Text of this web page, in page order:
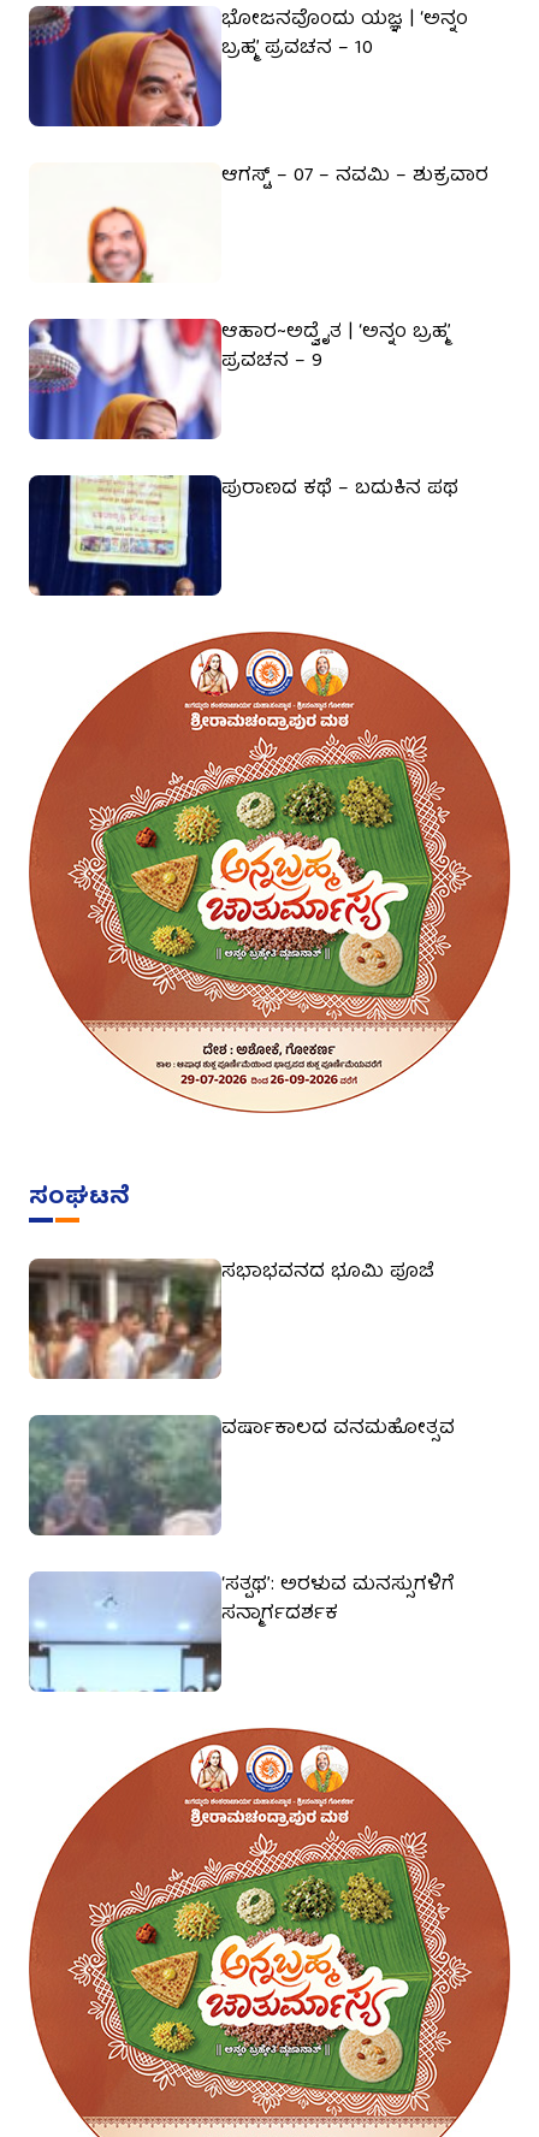
ಭೋಜನವೊಂದು ಯಜ್ಞ | ‘ಅನ್ನಂ
ಬ್ರಹ್ಮ’ ಪ್ರವಚನ – 10
ಆಗಸ್ಟ್ – 07 – ನವಮಿ – ಶುಕ್ರವಾರ
ಆಹಾರ~ಅದ್ವೈತ | ‘ಅನ್ನಂ ಬ್ರಹ್ಮ’
ಪ್ರವಚನ – 9
ಪುರಾಣದ ಕಥೆ – ಬದುಕಿನ ಪಥ
ಸಂಘಟನೆ
ಸಭಾಭವನದ ಭೂಮಿ ಪೂಜೆ
ವರ್ಷಾಕಾಲದ ವನಮಹೋತ್ಸವ
‘ಸತ್ಪಥ’: ಅರಳುವ ಮನಸ್ಸುಗಳಿಗೆ
ಸನ್ಮಾರ್ಗದರ್ಶಕ